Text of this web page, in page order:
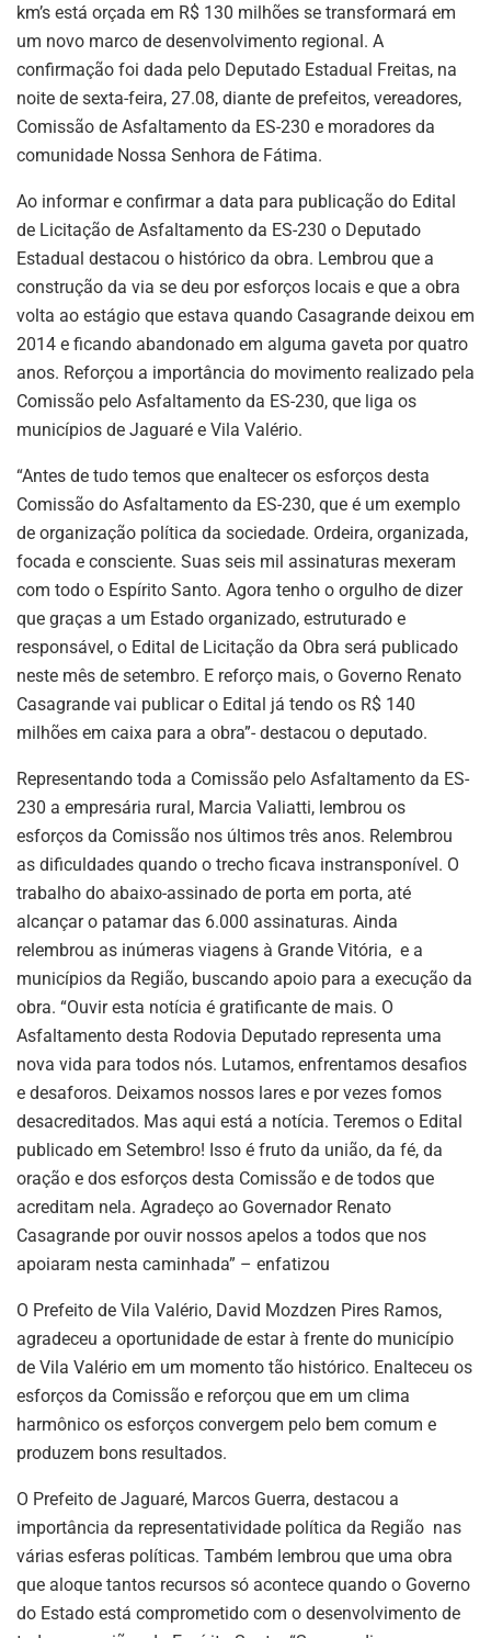
km’s está orçada em R$ 130 milhões se transformará em
um novo marco de desenvolvimento regional. A
confirmação foi dada pelo Deputado Estadual Freitas, na
noite de sexta-feira, 27.08, diante de prefeitos, vereadores,
Comissão de Asfaltamento da ES-230 e moradores da
comunidade Nossa Senhora de Fátima.
Ao informar e confirmar a data para publicação do Edital
de Licitação de Asfaltamento da ES-230 o Deputado
Estadual destacou o histórico da obra. Lembrou que a
construção da via se deu por esforços locais e que a obra
volta ao estágio que estava quando Casagrande deixou em
2014 e ficando abandonado em alguma gaveta por quatro
anos. Reforçou a importância do movimento realizado pela
Comissão pelo Asfaltamento da ES-230, que liga os
municípios de Jaguaré e Vila Valério.
“Antes de tudo temos que enaltecer os esforços desta
Comissão do Asfaltamento da ES-230, que é um exemplo
de organização política da sociedade. Ordeira, organizada,
focada e consciente. Suas seis mil assinaturas mexeram
com todo o Espírito Santo. Agora tenho o orgulho de dizer
que graças a um Estado organizado, estruturado e
responsável, o Edital de Licitação da Obra será publicado
neste mês de setembro. E reforço mais, o Governo Renato
Casagrande vai publicar o Edital já tendo os R$ 140
milhões em caixa para a obra”- destacou o deputado.
Representando toda a Comissão pelo Asfaltamento da ES-
230 a empresária rural, Marcia Valiatti, lembrou os
esforços da Comissão nos últimos três anos. Relembrou
as dificuldades quando o trecho ficava instransponível. O
trabalho do abaixo-assinado de porta em porta, até
alcançar o patamar das 6.000 assinaturas. Ainda
relembrou as inúmeras viagens à Grande Vitória, e a
municípios da Região, buscando apoio para a execução da
obra. “Ouvir esta notícia é gratificante de mais. O
Asfaltamento desta Rodovia Deputado representa uma
nova vida para todos nós. Lutamos, enfrentamos desafios
e desaforos. Deixamos nossos lares e por vezes fomos
desacreditados. Mas aqui está a notícia. Teremos o Edital
publicado em Setembro! Isso é fruto da união, da fé, da
oração e dos esforços desta Comissão e de todos que
acreditam nela. Agradeço ao Governador Renato
Casagrande por ouvir nossos apelos a todos que nos
apoiaram nesta caminhada” – enfatizou
O Prefeito de Vila Valério, David Mozdzen Pires Ramos,
agradeceu a oportunidade de estar à frente do município
de Vila Valério em um momento tão histórico. Enalteceu os
esforços da Comissão e reforçou que em um clima
harmônico os esforços convergem pelo bem comum e
produzem bons resultados.
O Prefeito de Jaguaré, Marcos Guerra, destacou a
importância da representatividade política da Região nas
várias esferas políticas. Também lembrou que uma obra
que aloque tantos recursos só acontece quando o Governo
do Estado está comprometido com o desenvolvimento de